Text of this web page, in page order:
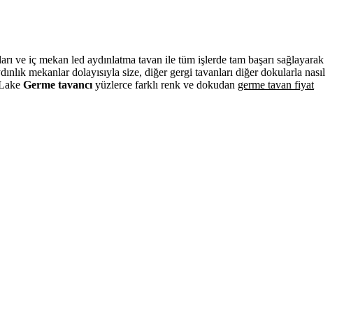
ve iç mekan led aydınlatma tavan ile tüm işlerde tam başarı sağlayarak
mekanlar dolayısıyla size, diğer gergi tavanları diğer dokularla nasıl
Germe tavancı yüzlerce farklı renk ve dokudan germe tavan fiyat